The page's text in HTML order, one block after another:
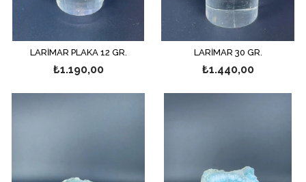
LARİMAR PLAKA 12 GR.
₺1.190,00
LARİMAR 30 GR.
₺1.440,00